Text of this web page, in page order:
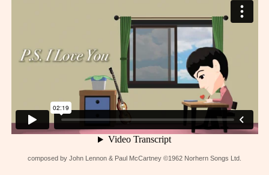
composed by John Lennon & Paul McCartney ©1962 Norhern Songs Ltd.